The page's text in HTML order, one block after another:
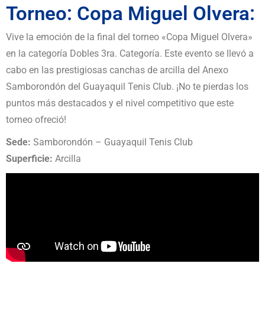
Torneo: Copa Miguel Olvera:
Vive la emoción de la final del torneo «Copa Miguel Olvera»
en la categoría Dobles 3ra. Categoría. Este evento se llevó a
cabo en las prestigiosas canchas de arcilla del Anexo
Samborondón del Guayaquil Tenis Club. ¡No te pierdas los
puntos más destacados y el nivel competitivo que este
torneo ofreció!
Sede: Samborondón – Guayaquil Tenis Club
Superficie: Arcilla